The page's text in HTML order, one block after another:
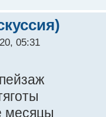
05:31
месяцы